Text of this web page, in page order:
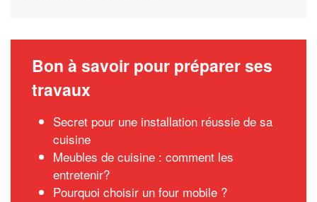
Bon à savoir pour préparer ses
travaux
Secret pour une installation réussie de sa
cuisine
Meubles de cuisine : comment les
entretenir?
Pourquoi choisir un four mobile ?